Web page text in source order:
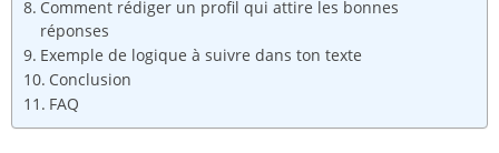
Comment rédiger un profil qui attire les bonnes
réponses
Exemple de logique à suivre dans ton texte
Conclusion
FAQ